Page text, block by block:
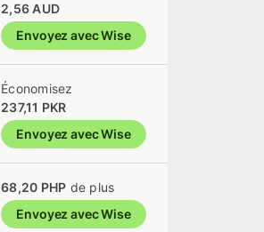
2,56 AUD
Envoyez avec Wise
Économisez
237,11 PKR
Envoyez avec Wise
68,20 PHP de plus
Envoyez avec Wise